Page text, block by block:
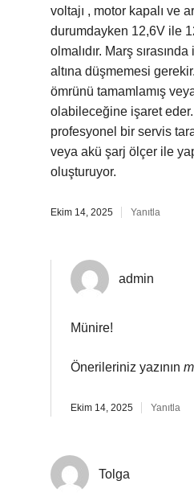
voltajı , motor kapalı ve
durumdayken 12,6V ile
olmalıdır. Marş
altına düşmemesi
ömrünü tamamlamış veya
olabileceğine işaret
profesyonel bir servis
veya akü şarj ölçer ile
oluşturuyor.
Ekim 14, 2025 Yanıtla
admin
Münire!
Önerileriniz yazının
Ekim 14, 2025 Yanıtla
Tolga